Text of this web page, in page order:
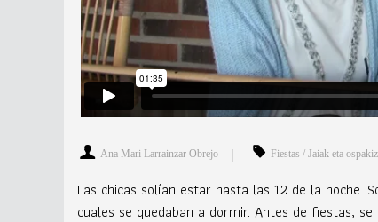
Ana Mari Larrainzar Obrejo Fiestas / Jaiak eta
Las chicas solían estar hasta las 12 de la noche.
cuales se quedaban a dormir. Antes de fiestas,